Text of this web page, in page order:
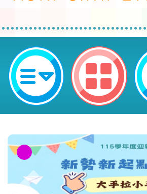
neilctes網站設計者